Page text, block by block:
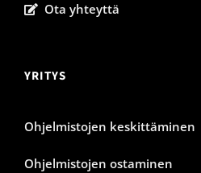
Ota yhteyttä
YRITYS
Ohjelmistojen keskittäminen
Ohjelmistojen ostaminen